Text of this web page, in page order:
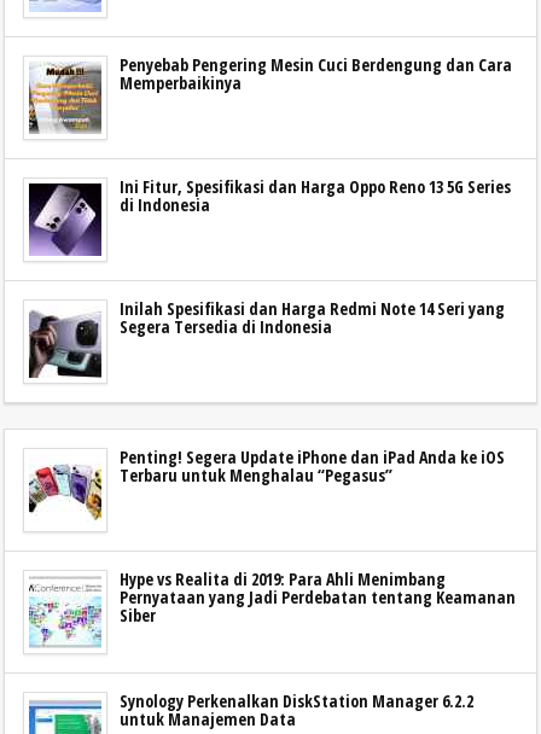
Penyebab Pengering Mesin Cuci Berdengung dan Cara
Memperbaikinya
Ini Fitur, Spesifikasi dan Harga Oppo Reno 13 5G Series
di Indonesia
Inilah Spesifikasi dan Harga Redmi Note 14 Seri yang
Segera Tersedia di Indonesia
Penting! Segera Update iPhone dan iPad Anda ke iOS
Terbaru untuk Menghalau “Pegasus”
Hype vs Realita di 2019: Para Ahli Menimbang
Pernyataan yang Jadi Perdebatan tentang Keamanan
Siber
Synology Perkenalkan DiskStation Manager 6.2.2
untuk Manajemen Data